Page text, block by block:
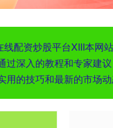
配资炒股平台XIII‌本网
过深入的教程和专家建
的技巧和最新的市场动